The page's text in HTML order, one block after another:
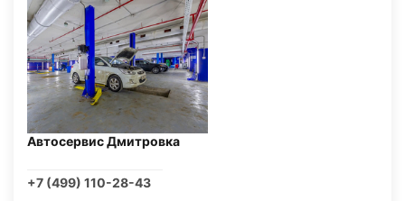
Автосервис Дмитровка
+7 (499) 110-28-43